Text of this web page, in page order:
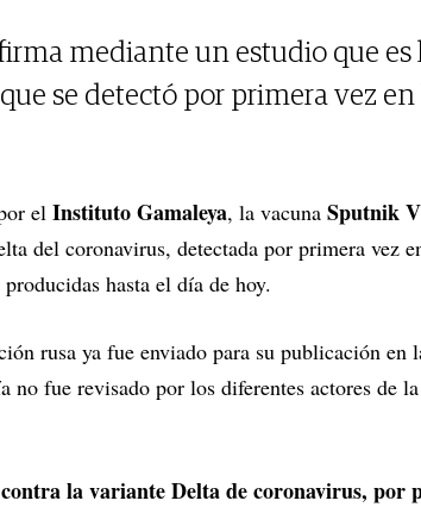
mediante un estudio que es
se detectó por primera vez en
el Instituto Gamaleya, la vacuna Sputnik V
del coronavirus, detectada por primera vez
hasta el día de hoy.
rusa ya fue enviado para su publicación en
no fue revisado por los diferentes actores de
la variante Delta de coronavirus, por